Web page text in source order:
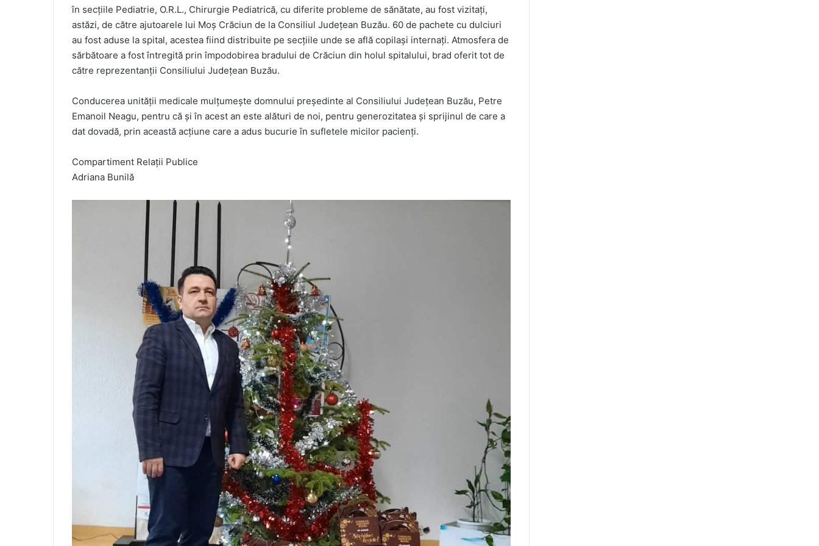
în secțiile Pediatrie, O.R.L., Chirurgie Pediatrică, cu diferite probleme de sănătate, au fost vizitați,
astăzi, de către ajutoarele lui Moș Crăciun de la Consiliul Județean Buzău. 60 de pachete cu dulciuri
au fost aduse la spital, acestea fiind distribuite pe secţiile unde se află copilaşi internaţi. Atmosfera de
sărbătoare a fost întregită prin împodobirea bradului de Crăciun din holul spitalului, brad oferit tot de
către reprezentanții Consiliului Județean Buzău.
Conducerea unității medicale mulțumește domnului președinte al Consiliului Județean Buzău, Petre
Emanoil Neagu, pentru că și în acest an este alături de noi, pentru generozitatea și sprijinul de care a
dat dovadă, prin această acțiune care a adus bucurie în sufletele micilor pacienți.
Compartiment Relaţii Publice
Adriana Bunilă